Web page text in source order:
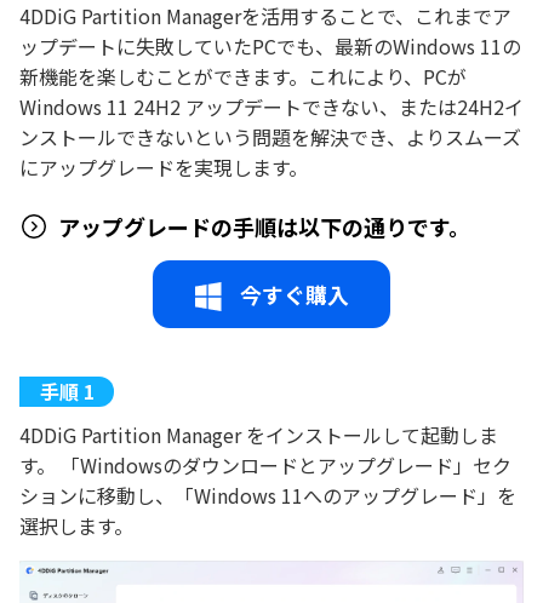
4DDiG Partition Managerを活用することで、これまでア
ップデートに失敗していたPCでも、最新のWindows 11の
新機能を楽しむことができます。これにより、PCが
Windows 11 24H2 アップデートできない、または24H2イ
ンストールできないという問題を解決でき、よりスムーズ
にアップグレードを実現します。
アップグレードの手順は以下の通りです。
今すぐ購入
4DDiG Partition Manager をインストールして起動しま
す。 「Windowsのダウンロードとアップグレード」セク
ションに移動し、「Windows 11へのアップグレード」を
選択します。